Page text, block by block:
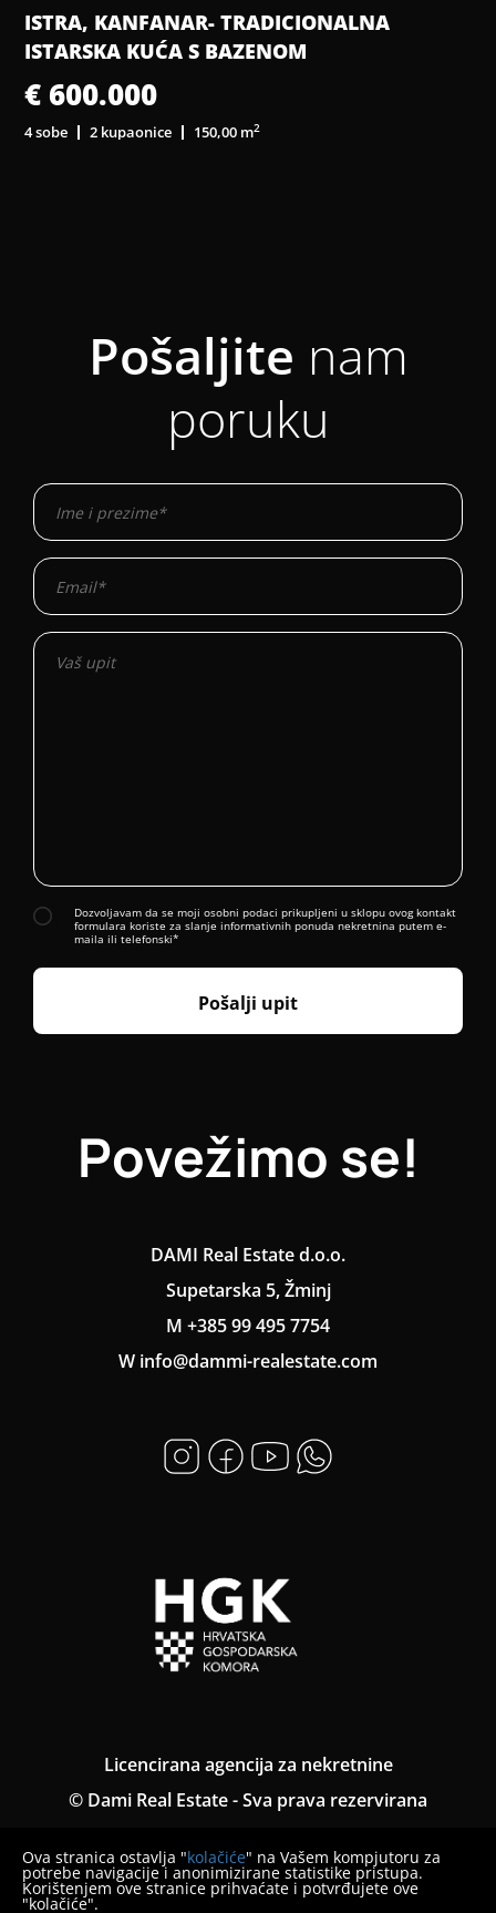
ISTRA, KANFANAR- TRADICIONALNA
ISTARSKA KUĆA S BAZENOM
€ 600.000
4 sobe 2 kupaonice 150,00 m2
Povežimo se!
DAMI Real Estate d.o.o.
Supetarska 5, Žminj
M +385 99 495 7754
W info@dammi-realestate.com
Licencirana agencija za nekretnine
© Dami Real Estate - Sva prava rezervirana
Pravila o privatnosti
Obavijest o načinu prigovora
Pošaljite nam
poruku
Dozvoljavam da se moji osobni podaci prikupljeni u sklopu ovog kontakt
formulara koriste za slanje informativnih ponuda nekretnina putem e-
maila ili telefonski*
Pošalji upit
Ova stranica ostavlja "kolačiće" na Vašem kompjutoru za
potrebe navigacije i anonimizirane statistike pristupa.
Korištenjem ove stranice prihvaćate i potvrđujete ove
"kolačiće".